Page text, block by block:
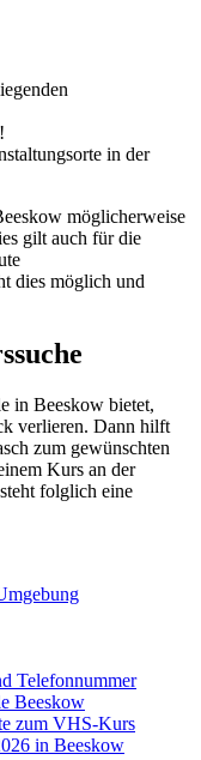
in der
möglicherweise
gilt auch für die
dies möglich und
in Beeskow bietet,
verlieren. Dann hilft
zum gewünschten
Kurs an der
folglich eine
Telefonnummer
Beeskow
zum VHS-Kurs
in Beeskow